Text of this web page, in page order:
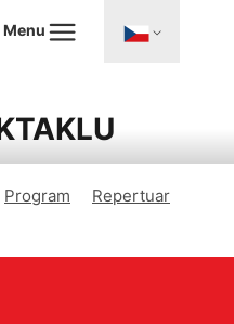
Menu
Program
Repertuar